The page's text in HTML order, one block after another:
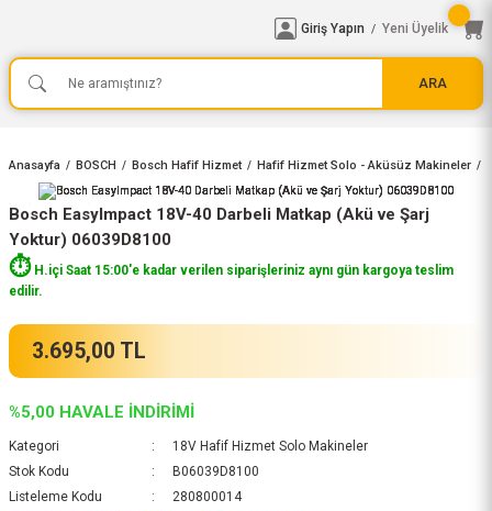
ARA
Giriş Yapın / Yeni Üyelik
Anasayfa BOSCH Bosch Hafif Hizmet Hafif Hizmet Solo - Aküsüz Makineler
Bosch EasyImpact 18V-40 Darbeli Matkap (Akü ve Şarj
Yoktur) 06039D8100
⏱️H.içi Saat 15:00'e kadar verilen siparişleriniz aynı gün kargoya teslim
edilir.
3.695,00 TL
%5,00 HAVALE İNDİRİMİ
Kategori
18V Hafif Hizmet Solo Makineler
Stok Kodu
B06039D8100
Listeleme Kodu
280800014